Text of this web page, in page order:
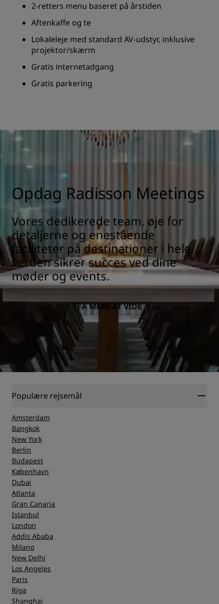
2-retters menu baseret på årstiden
Aftenkaffe og te
Lokaleleje med standard AV-udstyr, inklusive
projektor/skærm
Gratis internetadgang
Gratis parkering
Opdag Radisson Meetings
Vores dedikerede team, øje for
detaljerne og enestående
faciliteter på destinationer i hele
verden sikrer succes ved dine
møder og events.
FÅ MERE AT VIDE
Populære rejsemål
Amsterdam
Bangkok
New York
Berlin
Budapest
København
Dubai
Atlanta
Gran Canaria
Istanbul
London
Addis Ababa
Milano
New Delhi
Los Angeles
Paris
Riga
Shanghai